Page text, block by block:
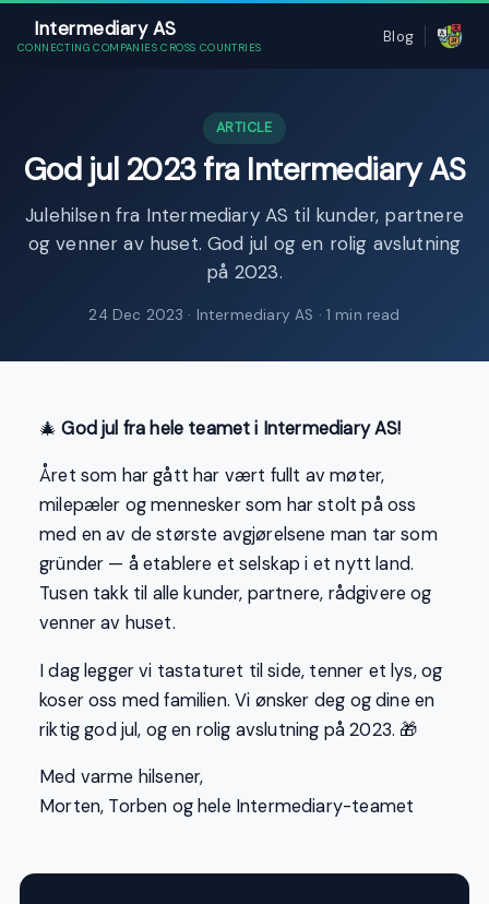
Intermediary AS
CONNECTING COMPANIES CROSS COUNTRIES
Blog
ARTICLE
God jul 2023 fra Intermediary AS
Julehilsen fra Intermediary AS til kunder, partnere
og venner av huset. God jul og en rolig avslutning
på 2023.
24 Dec 2023 · Intermediary AS · 1 min read
🎄God jul fra hele teamet i Intermediary AS!
Året som har gått har vært fullt av møter,
milepæler og mennesker som har stolt på oss
med en av de største avgjørelsene man tar som
gründer — å etablere et selskap i et nytt land.
Tusen takk til alle kunder, partnere, rådgivere og
venner av huset.
I dag legger vi tastaturet til side, tenner et lys, og
koser oss med familien. Vi ønsker deg og dine en
riktig god jul, og en rolig avslutning på 2023. 🎁
Med varme hilsener,
Morten, Torben og hele Intermediary-teamet